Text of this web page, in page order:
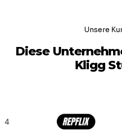
Unsere
Diese
Kligg